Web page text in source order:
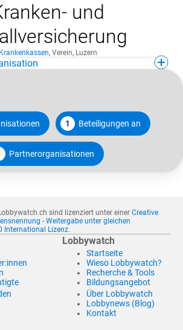
und
Krankenkassen, Verein, Luzern
1 Beteiligungen an
Partnerorganisationen
sind lizenziert unter einer Creative
- Weitergabe unter gleichen
International Lizenz.
Lobbywatch
Startseite
Wieso Lobbywatch?
Recherche & Tools
Bildungsangebot
Über Lobbywatch
Lobbynews (Blog)
Kontakt